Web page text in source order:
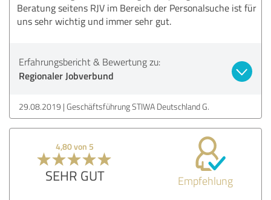
Beratung seitens RJV im Bereich der Personalsuche ist für
uns sehr wichtig und immer sehr gut.
Erfahrungsbericht & Bewertung zu:
Regionaler Jobverbund
29.08.2019 Geschäftsführung STIWA Deutschland G.
4,80 von 5
SEHR GUT Empfehlung